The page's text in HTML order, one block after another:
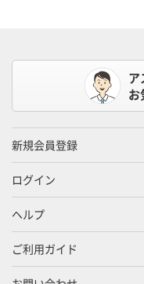
ア
お
新規会員登録
ログイン
ヘルプ
ご利用ガイド